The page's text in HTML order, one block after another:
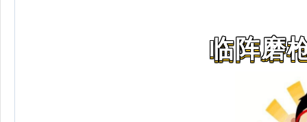
临阵磨